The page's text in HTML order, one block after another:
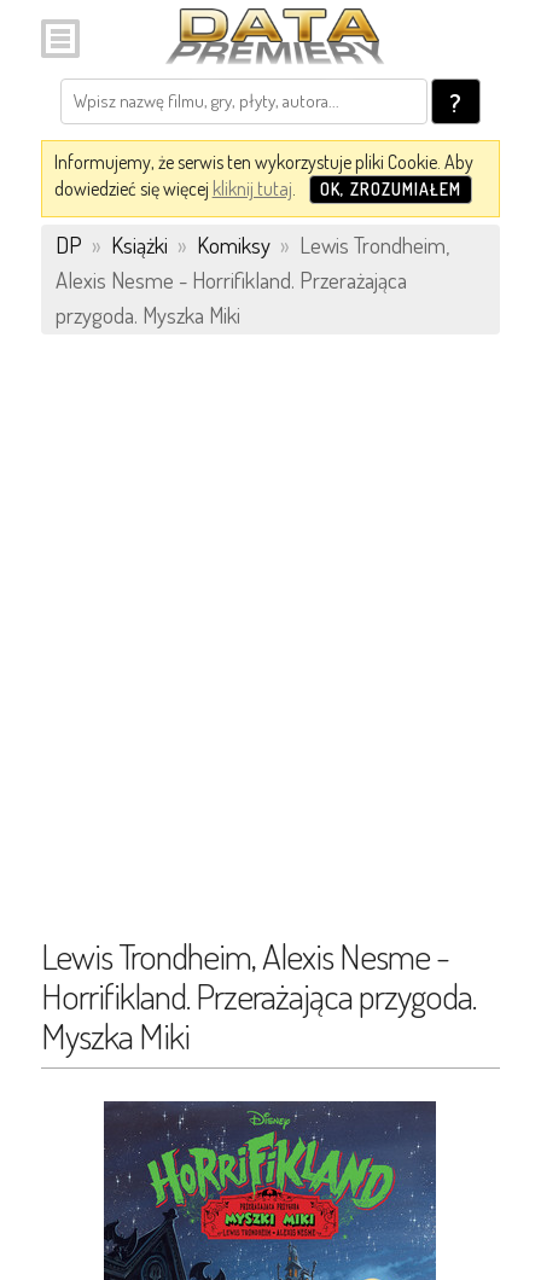
?
Informujemy, że serwis ten wykorzystuje pliki Cookie. Aby
dowiedzieć się więcej kliknij tutaj. OK, ZROZUMIAŁEM
DP » Książki » Komiksy » Lewis Trondheim,
Alexis Nesme - Horrifikland. Przerażająca
przygoda. Myszka Miki
Lewis Trondheim, Alexis Nesme -
Horrifikland. Przerażająca przygoda.
Myszka Miki